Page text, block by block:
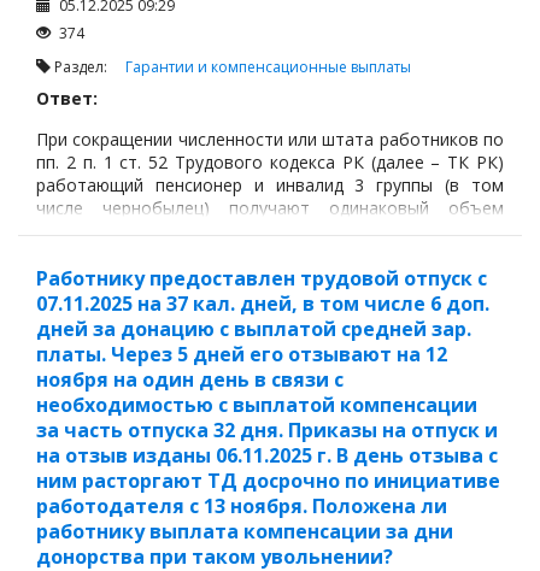
05.12.2025 09:29
374
Раздел: Гарантии и компенсационные выплаты
Ответ:
При сокращении численности или штата работников по
пп. 2 п. 1 ст. 52 Трудового кодекса РК (далее – ТК РК)
работающий пенсионер и инвалид 3 группы (в том
числе чернобылец) получают одинаковый объем
выплат, так как ТК РК не предусматривает для них
Работнику предоставлен трудовой отпуск с
07.11.2025 на 37 кал. дней, в том числе 6 доп.
дней за донацию с выплатой средней зар.
платы. Через 5 дней его отзывают на 12
ноября на один день в связи с
необходимостью с выплатой компенсации
за часть отпуска 32 дня. Приказы на отпуск и
на отзыв изданы 06.11.2025 г. В день отзыва с
ним расторгают ТД досрочно по инициативе
работодателя с 13 ноября. Положена ли
работнику выплата компенсации за дни
донорства при таком увольнении?